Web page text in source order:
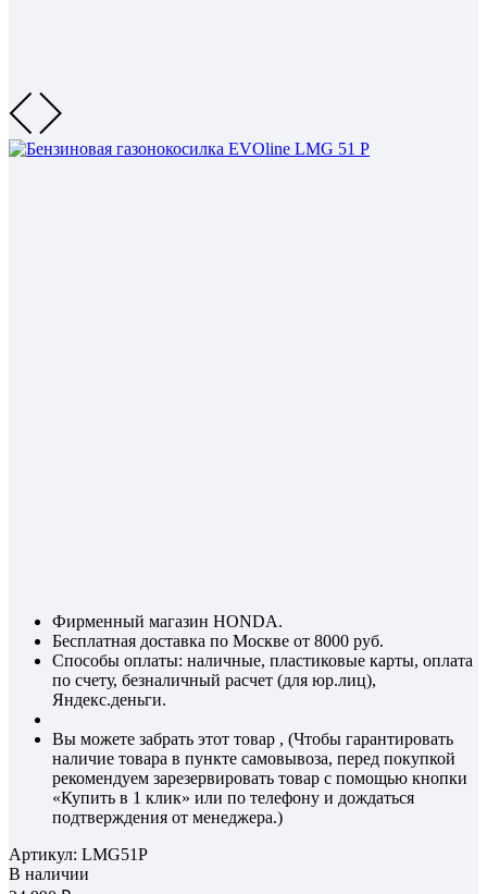
Фирменный магазин HONDA.
Бесплатная доставка по Москве от 8000 руб.
Способы оплаты: наличные, пластиковые карты, оплата
по счету, безналичный расчет (для юр.лиц),
Яндекс.деньги.
Вы можете забрать этот товар , (Чтобы гарантировать
наличие товара в пункте самовывоза, перед покупкой
рекомендуем зарезервировать товар с помощью кнопки
«Купить в 1 клик» или по телефону и дождаться
подтверждения от менеджера.)
Артикул: LMG51P
В наличии